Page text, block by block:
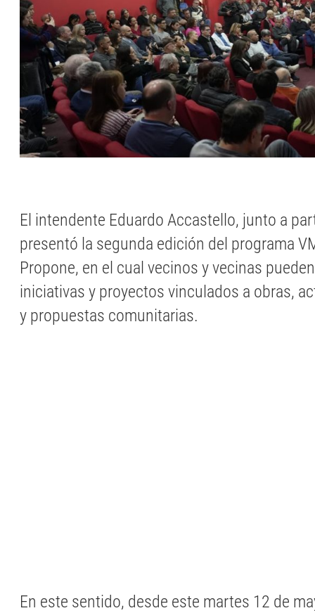
El intendente Eduardo Accastello, junto a
presentó la segunda edición del programa
Propone, en el cual vecinos y vecinas
iniciativas y proyectos vinculados a obras,
y propuestas comunitarias.
En este sentido, desde este martes 12 de